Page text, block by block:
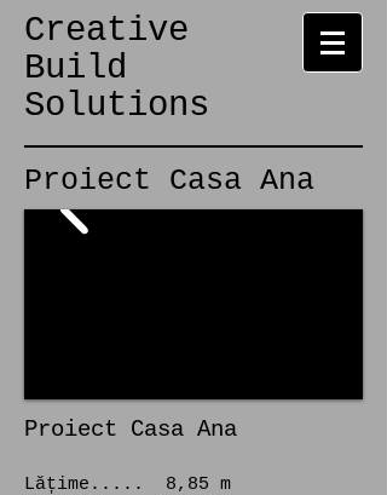
Creative
Build
Solutions
Proiect Casa Ana
Proiect Casa Ana
Lățime..... 8,85 m